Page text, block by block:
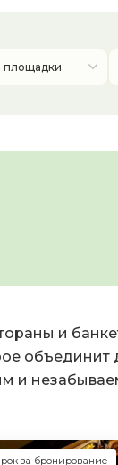
площадки
и
и
за бронирование